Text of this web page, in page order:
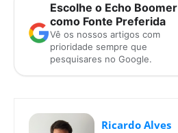
Escolhe o Echo Boomer
como Fonte Preferida
Vê os nossos artigos com
prioridade sempre que
pesquisares no Google.
Ricardo Alves